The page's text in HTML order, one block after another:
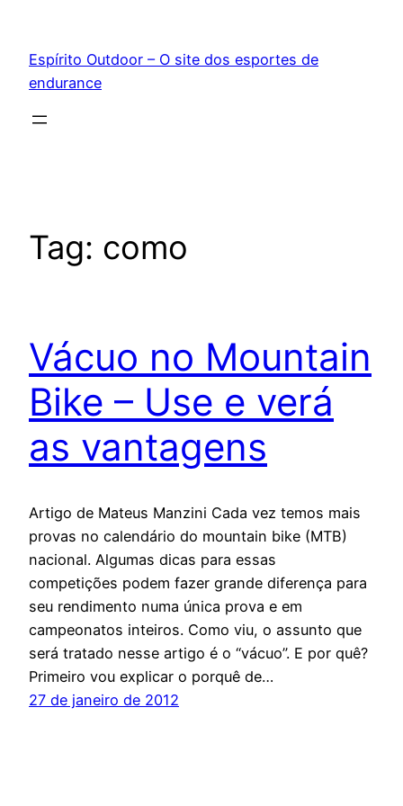
conteúdo
Espírito Outdoor – O site dos esportes de
endurance
Tag: como
Vácuo no Mountain
Bike – Use e verá
as vantagens
Artigo de Mateus Manzini Cada vez temos mais
provas no calendário do mountain bike (MTB)
nacional. Algumas dicas para essas
competições podem fazer grande diferença para
seu rendimento numa única prova e em
campeonatos inteiros. Como viu, o assunto que
será tratado nesse artigo é o “vácuo”. E por quê?
Primeiro vou explicar o porquê de…
27 de janeiro de 2012